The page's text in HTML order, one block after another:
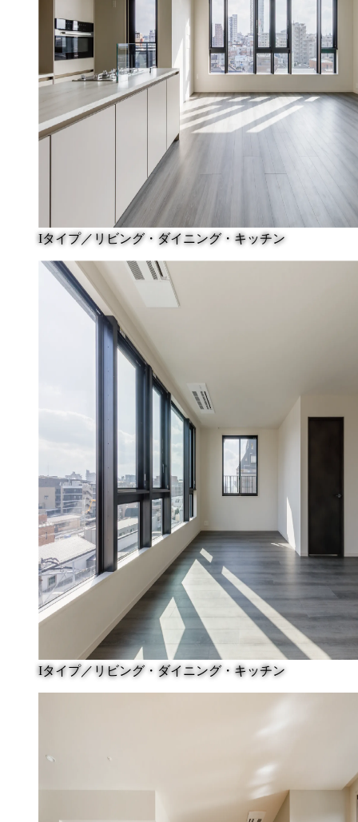
Iタイプ／リビング・ダイニング・キッチン
Iタイプ／リビング・ダイニング・キッチン